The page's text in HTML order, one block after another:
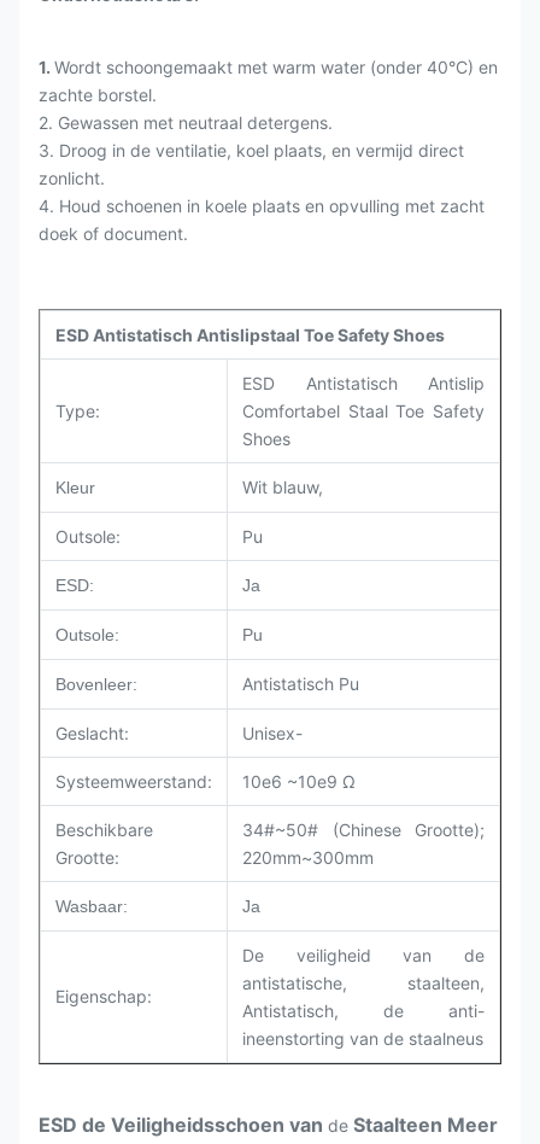
1. Wordt schoongemaakt met warm water (onder 40°C) en
zachte borstel.
2. Gewassen met neutraal detergens.
3. Droog in de ventilatie, koel plaats, en vermijd direct
zonlicht.
4. Houd schoenen in koele plaats en opvulling met zacht
doek of document.
ESD Antistatisch Antislipstaal Toe Safety Shoes
Type:
ESD Antistatisch Antislip
Comfortabel Staal Toe Safety
Shoes
Kleur Wit blauw,
Outsole: Pu
ESD: Ja
Outsole: Pu
Bovenleer: Antistatisch Pu
Geslacht: Unisex-
Systeemweerstand: 10e6 ~10e9 Ω
Beschikbare
Grootte:
34#~50# (Chinese Grootte);
220mm~300mm
Wasbaar: Ja
Eigenschap:
De veiligheid van de
antistatische, staalteen,
Antistatisch, de anti-
ineenstorting van de staalneus
ESD de Veiligheidsschoen van de Staalteen Meer